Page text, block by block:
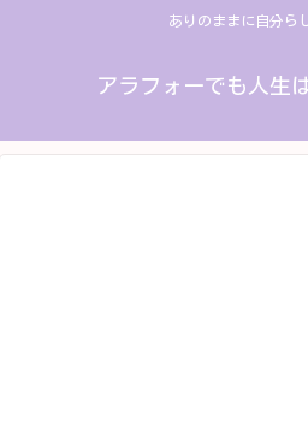
ありのままに自分ら
アラフォーでも人生